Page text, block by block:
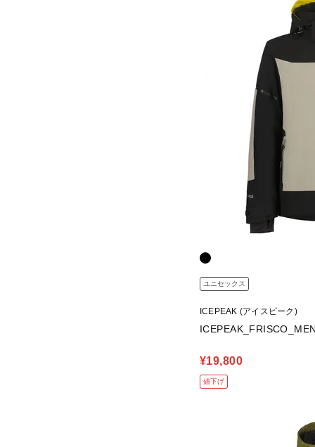
ユニセックス
ICEPEAK (アイスピーク)
¥19,800
値下げ